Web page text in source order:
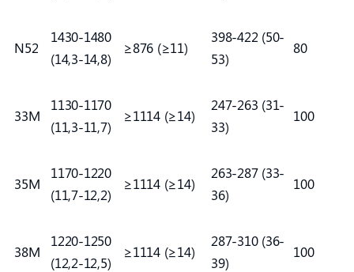
N52
1430-1480
(14,3-14,8)
≥876 (≥11)
398-422 (50-
53)
80
33M
1130-1170
(11,3-11,7)
≥1114 (≥14)
247-263 (31-
33)
100
35M
1170-1220
(11,7-12,2)
≥1114 (≥14)
263-287 (33-
36)
100
38M
1220-1250
(12,2-12,5)
≥1114 (≥14)
287-310 (36-
39)
100